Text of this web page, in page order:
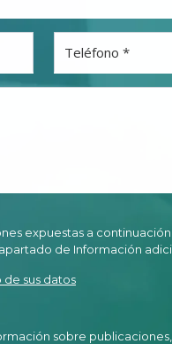
Teléfono *
expuestas a continuación
de Información
sus datos
sobre